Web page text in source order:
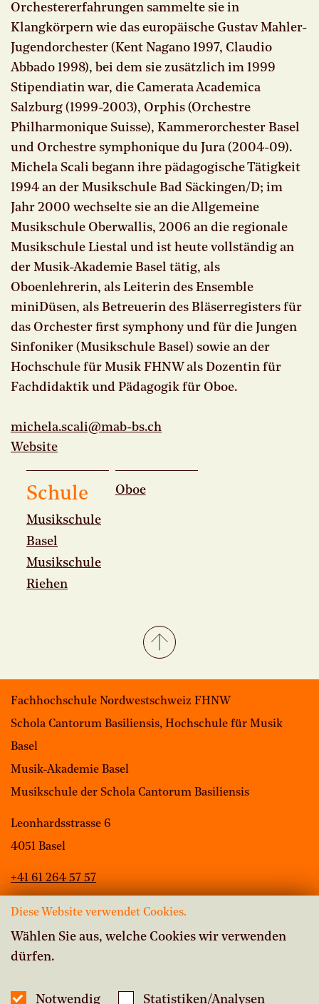
Orchestererfahrungen sammelte sie in
Klangkörpern wie das europäische Gustav Mahler-
Jugendorchester (Kent Nagano 1997, Claudio
Abbado 1998), bei dem sie zusätzlich im 1999
Stipendiatin war, die Camerata Academica
Salzburg (1999-2003), Orphis (Orchestre
Philharmonique Suisse), Kammerorchester Basel
und Orchestre symphonique du Jura (2004-09).
Michela Scali begann ihre pädagogische Tätigkeit
1994 an der Musikschule Bad Säckingen/D; im
Jahr 2000 wechselte sie an die Allgemeine
Musikschule Oberwallis, 2006 an die regionale
Musikschule Liestal und ist heute vollständig an
der Musik-Akademie Basel tätig, als
Oboenlehrerin, als Leiterin des Ensemble
miniDüsen, als Betreuerin des Bläserregisters für
das Orchester first symphony und für die Jungen
Sinfoniker (Musikschule Basel) sowie an der
Hochschule für Musik FHNW als Dozentin für
Fachdidaktik und Pädagogik für Oboe.
michela.scali@mab-bs.ch
Website
Schule
Musikschule
Basel
Musikschule
Riehen
Oboe
Fachhochschule Nordwestschweiz FHNW
Schola Cantorum Basiliensis, Hochschule für Musik
Basel
Musik-Akademie Basel
Musikschule der Schola Cantorum Basiliensis
Leonhardsstrasse 6
4051 Basel
+41 61 264 57 57
Offene Stellen
Diese Website verwendet Cookies.
Wählen Sie aus, welche Cookies wir verwenden
dürfen.
Notwendig Statistiken/Analysen